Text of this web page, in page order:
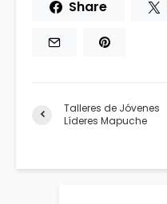
Share
Talleres de Jóvenes
Líderes Mapuche